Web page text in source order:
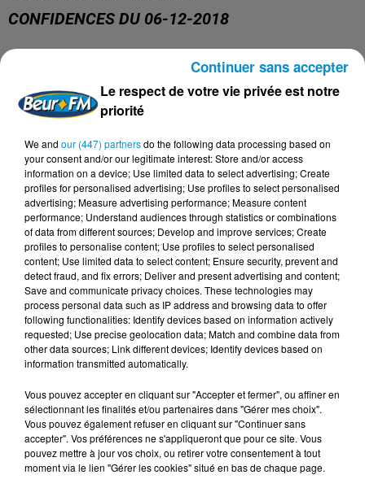
CONFIDENCES DU 06-12-2018
DERNIERS PODCASTS
24 juillet 2026
Les Zinformés - 24/07/26
23 juillet 2026
Les Zinformés - 23/07/26
Le respect de votre vie privée est notre
priorité
We and our (447) partnersdo the following data processing based on
your consent and/or our legitimate interest: Store and/or access
information on a device; Use limited data to select advertising; Create
profiles for personalised advertising; Use profiles to select personalised
advertising; Measure advertising performance; Measure content
performance; Understand audiences through statistics or combinations
of data from different sources; Develop and improve services; Create
profiles to personalise content; Use profiles to select personalised
content; Use limited data to select content; Ensure security, prevent and
detect fraud, and fix errors; Deliver and present advertising and content;
Save and communicate privacy choices. These technologies may
process personal data such as IP address and browsing data to offer
following functionalities: Identify devices based on information actively
requested; Use precise geolocation data; Match and combine data from
other data sources; Link different devices; Identify devices based on
information transmitted automatically.
Vous pouvez accepter en cliquant sur "Accepter et fermer", ou affiner en
sélectionnant les finalités et/ou partenaires dans "Gérer mes choix".
Vous pouvez également refuser en cliquant sur "Continuer sans
accepter". Vos préférences ne s'appliqueront que pour ce site. Vous
pouvez mettre à jour vos choix, ou retirer votre consentement à tout
moment via le lien "Gérer les cookies" situé en bas de chaque page.
Continuer sans accepter